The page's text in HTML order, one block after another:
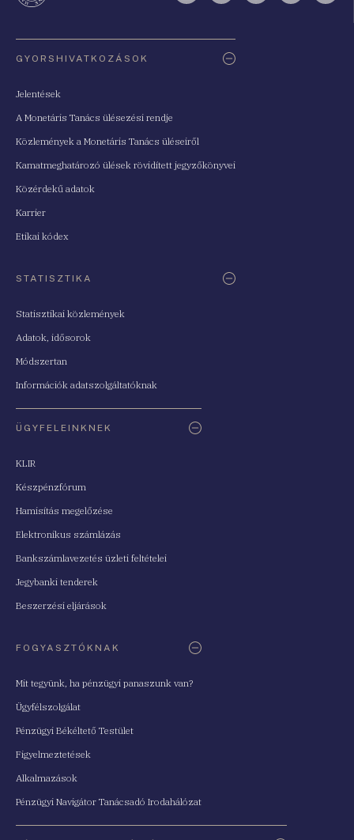
GYORSHIVATKOZÁSOK
Jelentések
A Monetáris Tanács ülésezési rendje
Közlemények a Monetáris Tanács üléseiről
Kamatmeghatározó ülések rövidített jegyzőkönyvei
Közérdekű adatok
Karrier
Etikai kódex
STATISZTIKA
Statisztikai közlemények
Adatok, idősorok
Módszertan
Információk adatszolgáltatóknak
ÜGYFELEINKNEK
KLIR
Készpénzfórum
Hamisítás megelőzése
Elektronikus számlázás
Bankszámlavezetés üzleti feltételei
Jegybanki tenderek
Beszerzési eljárások
FOGYASZTÓKNAK
Mit tegyünk, ha pénzügyi panaszunk van?
Ügyfélszolgálat
Pénzügyi Békéltető Testület
Figyelmeztetések
Alkalmazások
Pénzügyi Navigátor Tanácsadó Irodahálózat